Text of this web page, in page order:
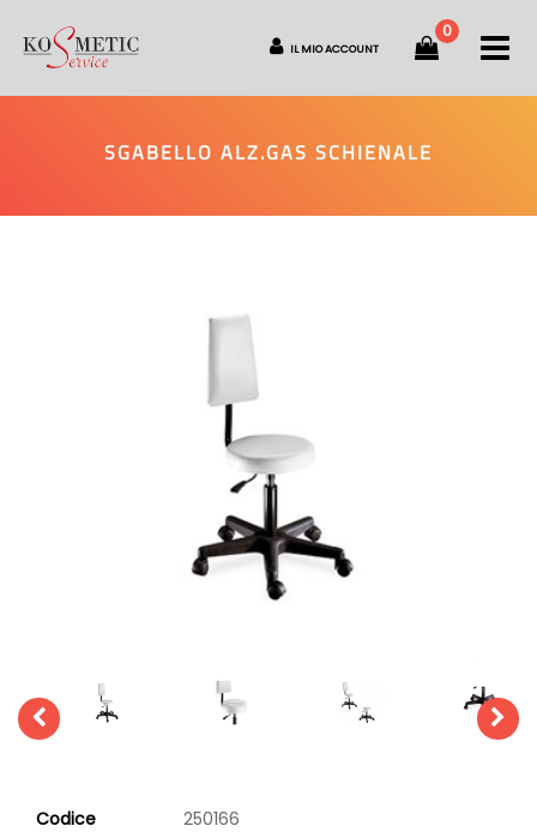
IL MIO ACCOUNT
0
SGABELLO ALZ.GAS SCHIENALE
Codice
250166